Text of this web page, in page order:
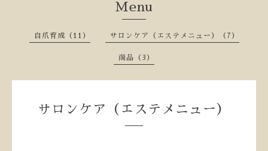
Menu
自爪育成（11） サロンケア（エステメニュー）（7）
商品（3）
サロンケア（エステメニュー）